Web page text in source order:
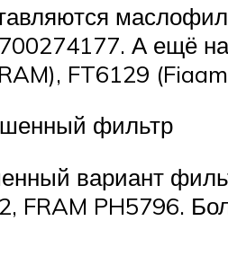
А ещё
FT6129
фильтр
вариант
FRAM PH5796.